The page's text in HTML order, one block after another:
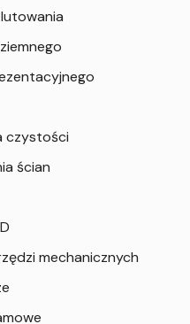
czystości
ścian
mechanicznych